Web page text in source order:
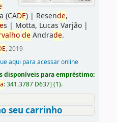
(CADE)| Resende,
s | Motta, Lucas Varjão|
deAndrade.
, 2019
aqui para acessar online
disponíveis para empréstimo:
:341.3787 D637] (1).
seu carrinho